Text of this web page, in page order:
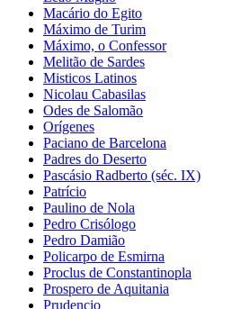
Macário do Egito
Máximo de Turim
Máximo, o Confessor
Melitão de Sardes
Misticos Latinos
Nicolau Cabasilas
Odes de Salomão
Orígenes
Paciano de Barcelona
Padres do Deserto
Pascásio Radberto (séc. IX)
Patrício
Paulino de Nola
Pedro Crisólogo
Pedro Damião
Policarpo de Esmirna
Proclus de Constantinopla
Prospero de Aquitania
Prudencio